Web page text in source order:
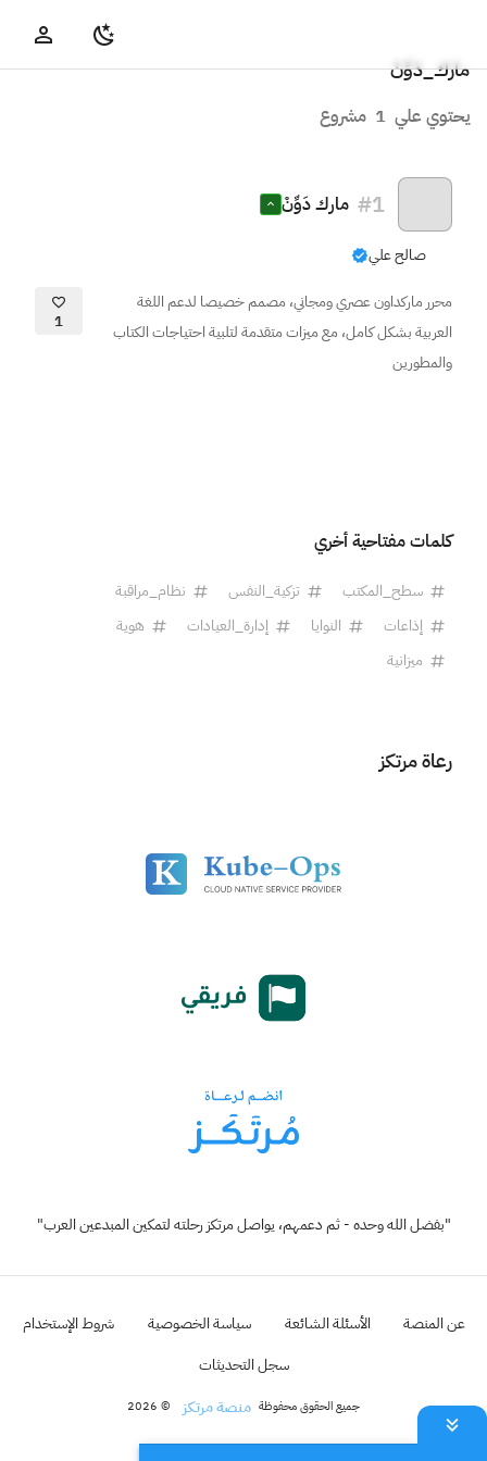
مارك_دَوِّنْ
يحتوي علي 1 مشروع
#1 مارك دَوِّنْ
صالح علي
محرر ماركداون عصري ومجاني، مصمم خصيصا لدعم اللغة
العربية بشكل كامل، مع ميزات متقدمة لتلبية احتياجات الكتاب
والمطورين
1
كلمات مفتاحية أخري
سطح_المكتب تزكية_النفس
نظام_مراقبة
إذاعات
النوايا إدارة_العيادات
هوية
ميزانية
رعاة مرتكز
"بفضل الله وحده - ثم دعمهم، يواصل مرتكز رحلته لتمكين المبدعين العرب"
عن المنصة الأسئلة الشائعة سياسة الخصوصية
شروط الإستخدام
سجل التحديثات
جميع الحقوق محفوظة منصة مرتكز © 2026